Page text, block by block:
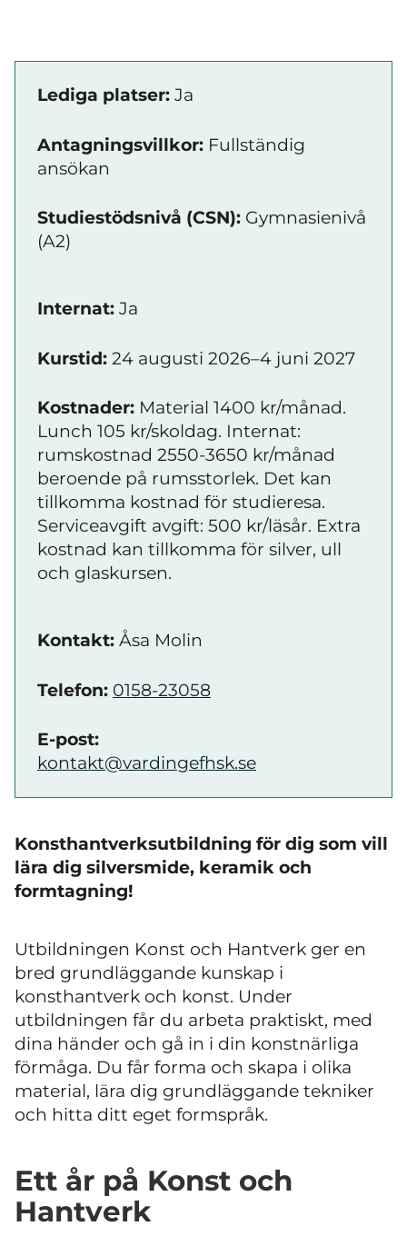
Lediga platser: Ja
Antagningsvillkor: Fullständig
ansökan
Studiestödsnivå (CSN): Gymnasienivå
(A2)
Internat: Ja
Kurstid: 24 augusti 2026–4 juni 2027
Kostnader: Material 1400 kr/månad.
Lunch 105 kr/skoldag. Internat:
rumskostnad 2550-3650 kr/månad
beroende på rumsstorlek. Det kan
tillkomma kostnad för studieresa.
Serviceavgift avgift: 500 kr/läsår. Extra
kostnad kan tillkomma för silver, ull
och glaskursen.
Kontakt: Åsa Molin
Telefon: 0158-23058
E-post:
kontakt@vardingefhsk.se
Konsthantverksutbildning för dig som vill
lära dig silversmide, keramik och
formtagning!
Utbildningen Konst och Hantverk ger en
bred grundläggande kunskap i
konsthantverk och konst. Under
utbildningen får du arbeta praktiskt, med
dina händer och gå in i din konstnärliga
förmåga. Du får forma och skapa i olika
material, lära dig grundläggande tekniker
och hitta ditt eget formspråk.
Ett år på Konst och
Hantverk